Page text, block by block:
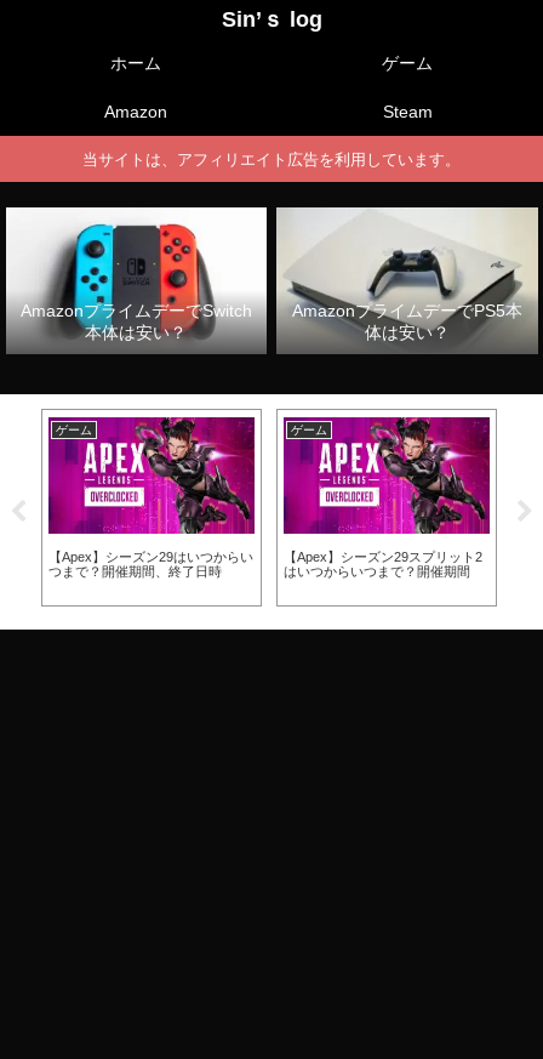
Sin’ｓ log
ホーム ゲーム
Amazon Steam
当サイトは、アフィリエイト広告を利用しています。
AmazonプライムデーでSwitch
本体は安い？
AmazonプライムデーでPS5本
体は安い？
ゲーム
【Apex】シーズン29はいつからい
つまで？開催期間、終了日時
ゲーム
【Apex】シーズン29スプリット2
はいつからいつまで？開催期間